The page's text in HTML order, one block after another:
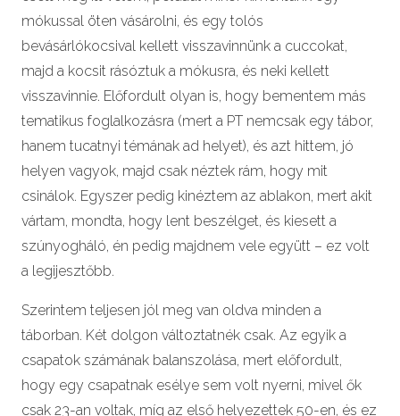
mókussal öten vásárolni, és egy tolós
bevásárlókocsival kellett visszavinnünk a cuccokat,
majd a kocsit rásóztuk a mókusra, és neki kellett
visszavinnie. Előfordult olyan is, hogy bementem más
tematikus foglalkozásra (mert a PT nemcsak egy tábor,
hanem tucatnyi témának ad helyet), és azt hittem, jó
helyen vagyok, majd csak néztek rám, hogy mit
csinálok. Egyszer pedig kinéztem az ablakon, mert akit
vártam, mondta, hogy lent beszélget, és kiesett a
szúnyogháló, én pedig majdnem vele együtt – ez volt
a legijesztőbb.
Szerintem teljesen jól meg van oldva minden a
táborban. Két dolgon változtatnék csak. Az egyik a
csapatok számának balanszolása, mert előfordult,
hogy egy csapatnak esélye sem volt nyerni, mivel ők
csak 23-an voltak, míg az első helyezettek 50-en, és ez